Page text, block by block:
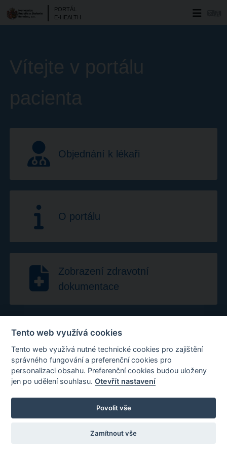
PORTÁL
E-HEALTH
Vítejte v portálu
pacienta
Objednání k lékaři
O portálu
Zobrazení zdravotní
dokumentace
O Portálu
Portál pacienta umožňuje občanům vzdálený přístup k vlastním
zdravotním záznamům vedeným v informačních systémech
přitom zůstává uložena pouze u poskytovatelů zdravotnických
Zdravotní portál také umožňuje objednávání zdravotních služeb
Tento web využívá cookies
Tento web využívá nutné technické cookies pro zajištění
správného fungování a preferenční cookies pro
personalizaci obsahu. Preferenční cookies budou uloženy
jen po udělení souhlasu.Otevřít nastavení
Povolit vše
Zamítnout vše